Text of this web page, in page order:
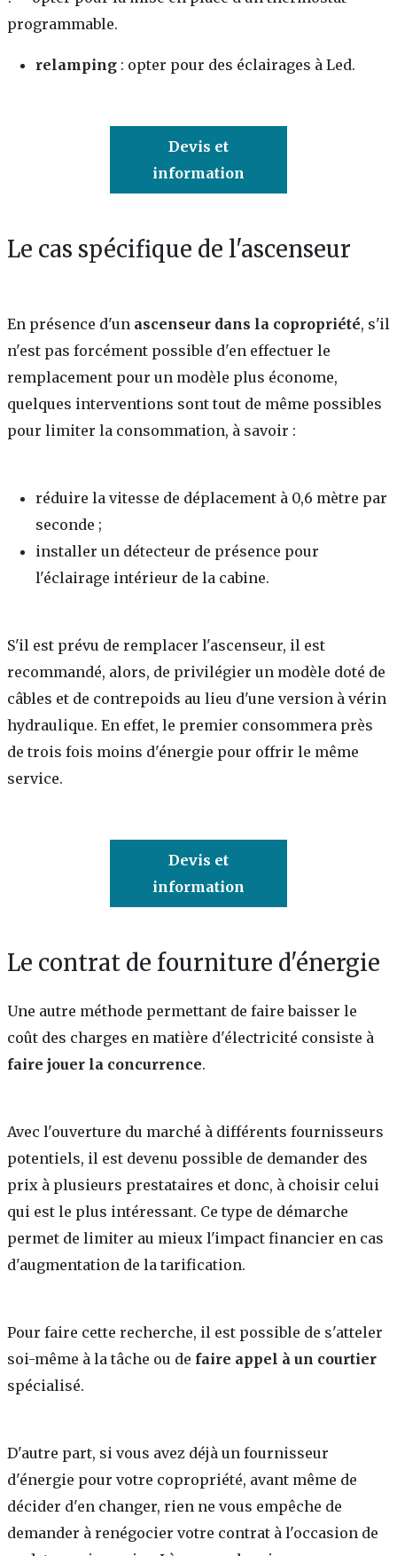
programmable.
relamping : opter pour des éclairages à Led.
Devis et
information
Le cas spécifique de l'ascenseur
En présence d'un ascenseur dans la copropriété, s'il
n'est pas forcément possible d'en effectuer le
remplacement pour un modèle plus économe,
quelques interventions sont tout de même possibles
pour limiter la consommation, à savoir :
réduire la vitesse de déplacement à 0,6 mètre par
seconde ;
installer un détecteur de présence pour
l'éclairage intérieur de la cabine.
S'il est prévu de remplacer l'ascenseur, il est
recommandé, alors, de privilégier un modèle doté de
câbles et de contrepoids au lieu d'une version à vérin
hydraulique. En effet, le premier consommera près
de trois fois moins d'énergie pour offrir le même
service.
Devis et
information
Le contrat de fourniture d'énergie
Une autre méthode permettant de faire baisser le
coût des charges en matière d'électricité consiste à
faire jouer la concurrence.
Avec l'ouverture du marché à différents fournisseurs
potentiels, il est devenu possible de demander des
prix à plusieurs prestataires et donc, à choisir celui
qui est le plus intéressant. Ce type de démarche
permet de limiter au mieux l'impact financier en cas
d'augmentation de la tarification.
Pour faire cette recherche, il est possible de s'atteler
soi-même à la tâche ou de faire appel à un courtier
spécialisé.
D'autre part, si vous avez déjà un fournisseur
d'énergie pour votre copropriété, avant même de
décider d'en changer, rien ne vous empêche de
demander à renégocier votre contrat à l'occasion de